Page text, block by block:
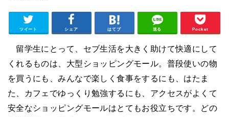
ツイート シェア はてブ 送る Pocket
留学生にとって、セブ生活を大きく助けて快適にして
くれるものは、大型ショッピングモール。普段使いの物
を買うにも、みんなで楽しく食事をするにも、はたま
た、カフェでゆっくり勉強するにも、アクセスがよくて
安全なショッピングモールはとてもお役立ちです。どの